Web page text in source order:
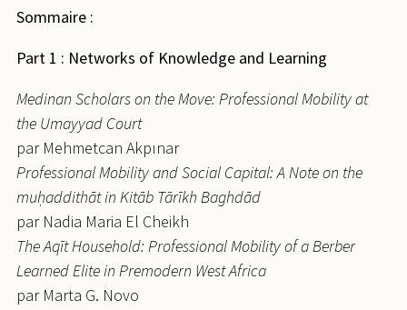
Sommaire :
Part 1 : Networks of Knowledge and Learning
Medinan Scholars on the Move: Professional Mobility at
the Umayyad Court
par Mehmetcan Akpınar
Professional Mobility and Social Capital: A Note on the
muḥaddithāt in Kitāb Tārīkh Baghdād
par Nadia Maria El Cheikh
The Aqīt Household: Professional Mobility of a Berber
Learned Elite in Premodern West Africa
par Marta G. Novo